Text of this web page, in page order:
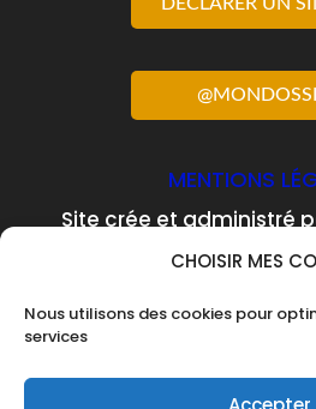
CHOISIR MES
Nous utilisons des cookies pour
services
DÉCLARER UN
MENTIONS
Site crée et administré
pour le cabinet
000 €, n° Siren
et sous la tutelle de la